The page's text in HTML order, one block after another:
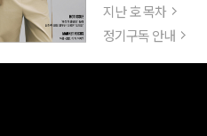
지난 호 목차
정기구독 안내